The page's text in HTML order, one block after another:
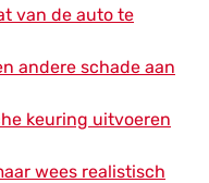
van de auto te
andere schade aan
keuring uitvoeren
wees realistisch